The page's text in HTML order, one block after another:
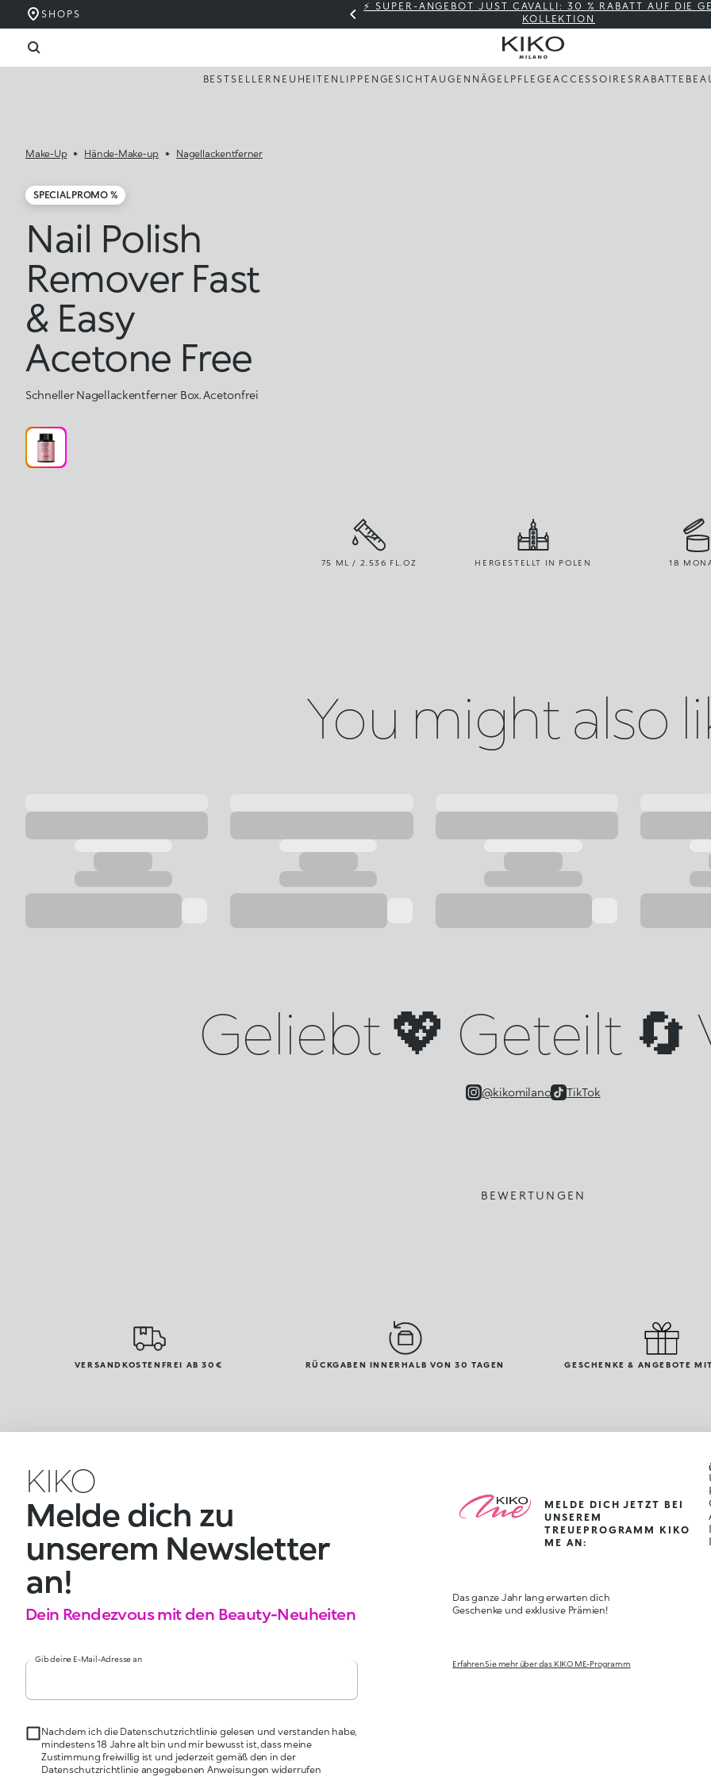
SHOPS
⚡ SUPER-ANGEBOT JUST CAVALLI: 30 % RABATT AUF DIE
KOLLEKTION
BESTSELLER NEUHEITEN LIPPEN GESICHTAUGEN NÄGEL PFLEGE ACCESSOIRES RABATTE
Make-Up Hände-Make-up Nagellackentferner
SPECIAL PROMO %
Nail Polish
Remover Fast
& Easy
Acetone Free
Schneller Nagellackentferner Box. Acetonfrei
75 ML / 2.536 FL.OZ HERGESTELLT IN POLEN 18
You might also
Geliebt 💖 Geteilt 🔄
@kikomilano TikTok
BEWERTUNGEN
VERSANDKOSTENFREI AB 30€ RÜCKGABEN INNERHALB VON 30 TAGEN GESCHENKE & ANGEBOTE
KIKO
Melde dich zu
unserem Newsletter
an!
Dein Rendezvous mit den Beauty-Neuheiten
Gib deine E-Mail-Adresse an
Nachdem ich die Datenschutzrichtlinie gelesen und verstanden habe,
mindestens 18 Jahre alt bin und mir bewusst ist, dass meine
Zustimmung freiwillig ist und jederzeit gemäß den in der
Datenschutzrichtlinie angegebenen Anweisungen widerrufen
MELDE DICH JETZT BEI
UNSEREM
TREUEPROGRAMM KIKO
ME AN:
Das ganze Jahr lang erwarten dich
Geschenke und exklusive Prämien!
Erfahren Sie mehr über das KIKO ME-Programm